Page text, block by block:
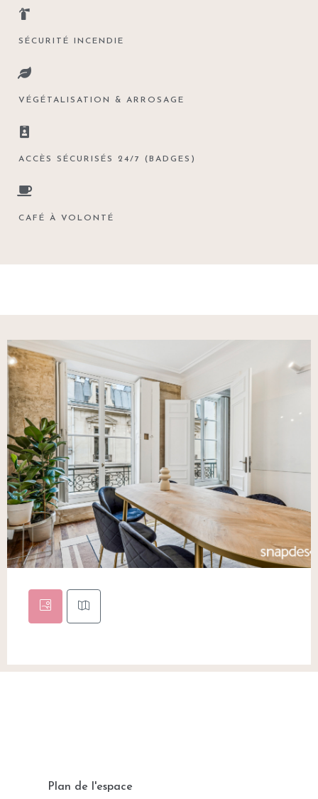
SÉCURITÉ INCENDIE
VÉGÉTALISATION & ARROSAGE
ACCÈS SÉCURISÉS 24/7 (BADGES)
CAFÉ À VOLONTÉ
Plan de l'espace